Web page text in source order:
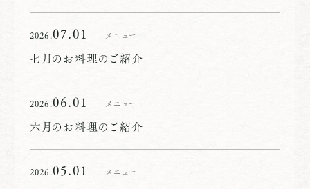
2026.07.01 メニュー
七月のお料理のご紹介
2026.06.01 メニュー
六月のお料理のご紹介
2026.05.01 メニュー